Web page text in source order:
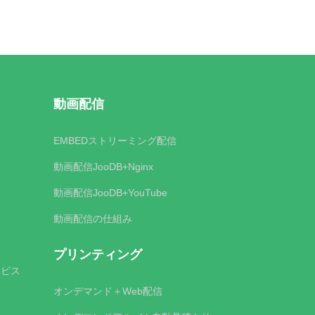
ス
動画配信
EMBEDストリーミング配信
動画配信JooDB+Nginx
動画配信JooDB+YouTube
動画配信の仕組み
プリンティング
オンデマンド＋Web配信